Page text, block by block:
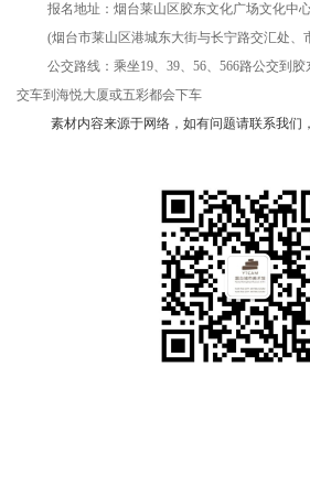
报名地址：烟台莱山区胶东文化广场文化中
(烟台市莱山区港城东大街与长宁路交汇处、
公交路线：乘坐19、39、56、566路公交到
交车到海悦大厦或五彩都会下车
素材内容来源于网络，如有问题请联系我们